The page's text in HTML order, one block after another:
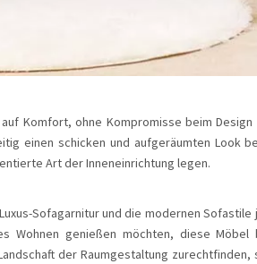
Komfort, ohne Kompromisse beim
einen schicken und aufgeräumten
Art der Inneneinrichtung legen.
Sofagarnitur und die modernen
Wohnen genießen möchten, diese
der Raumgestaltung